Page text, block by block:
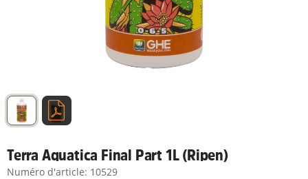
Terra Aquatica Final Part 1L (Ripen)
Numéro d'article: 10529